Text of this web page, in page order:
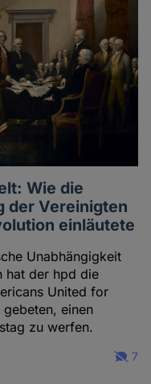
Wie die
der Vereinigten
einläutete
Unabhängigkeit
hat der hpd die
United for
einen
zu werfen.
7